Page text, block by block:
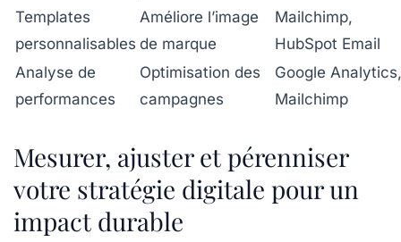
Templates
personnalisables
Améliore l’image
de marque
Mailchimp,
HubSpot Email
Analyse de
performances
Optimisation des
campagnes
Google Analytics,
Mailchimp
Mesurer, ajuster et pérenniser
votre stratégie digitale pour un
impact durable